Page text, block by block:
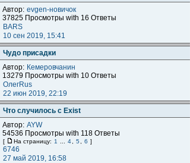
Автор: evgen-новичок
37825 Просмотры with 16 Ответы
BARS
10 сен 2019, 15:41
Чудо присадки
Автор: Кемеровчанин
13279 Просмотры with 10 Ответы
ОлегRus
22 июн 2019, 22:19
Что случилось с Exist
Автор: AYW
54536 Просмотры with 118 Ответы
[ На страницу: 1 4 5 6 ]
6746
27 май 2019, 16:58